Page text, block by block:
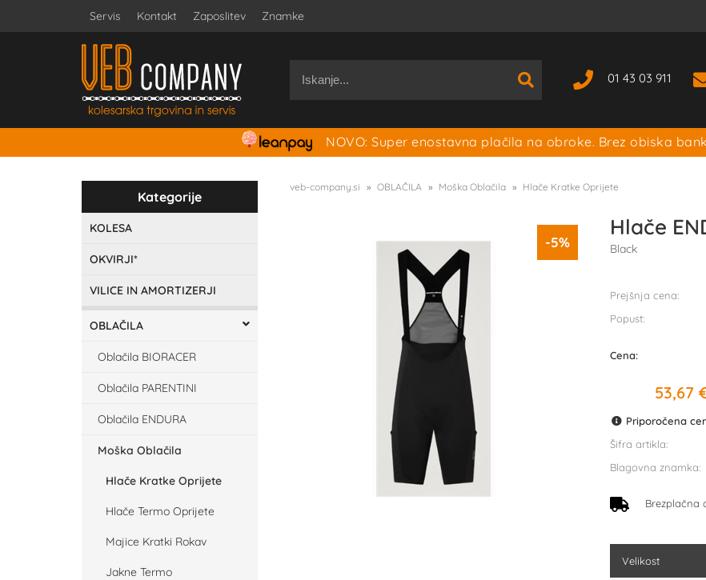
Servis Kontakt Zaposlitev Znamke
01 43 03 911
NOVO: Super enostavna plačila na obroke. Brez obiska
Kategorije
KOLESA
OKVIRJI*
VILICE IN AMORTIZERJI
OBLAČILA
Oblačila BIORACER
Oblačila PARENTINI
Oblačila ENDURA
Moška Oblačila
Hlače Kratke Oprijete
Hlače Termo Oprijete
Majice Kratki Rokav
Jakne Termo
veb-company.si OBLAČILA Moška Oblačila Hlače Kratke Oprijete
Hlače
Black
-5%
Prejšnja cena:
Popust:
Cena:
53,67
Priporočena
Šifra artikla:
Blagovna znamka:
Brezplačna
Velikost